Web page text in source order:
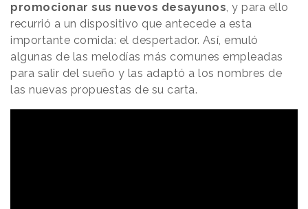
promocionar sus nuevos desayunos, y para ello
recurrió a un dispositivo que antecede a esta
importante comida: el despertador. Así, emuló
algunas de las melodías más comunes empleadas
para salir del sueño y las adaptó a los nombres de
las nuevas propuestas de su carta.